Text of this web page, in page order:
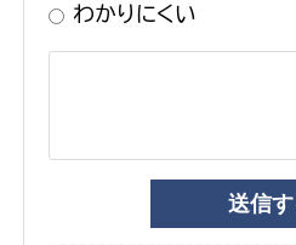
わかりにくい